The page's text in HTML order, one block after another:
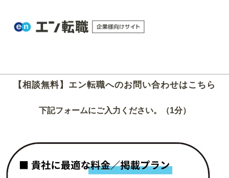
【相談無料】エン転職へのお問い合わせはこちら
下記フォームにご入力ください。（1分）